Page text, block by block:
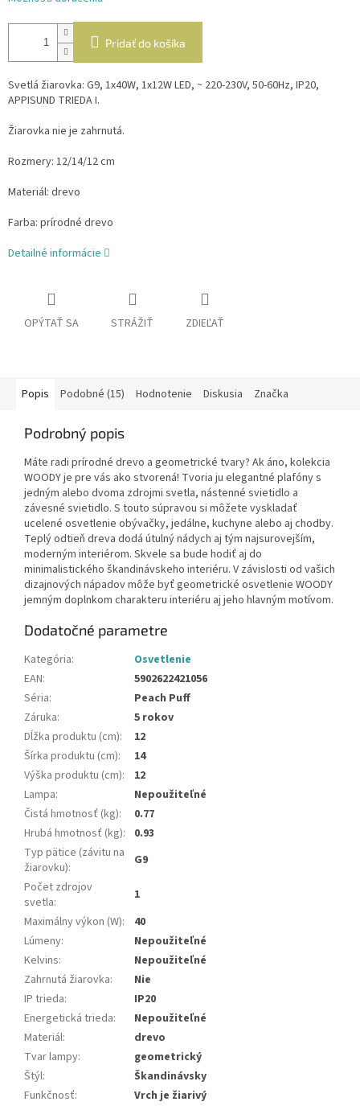
Pridať do košíka
Svetlá žiarovka: G9, 1x40W, 1x12W LED, ~ 220-230V, 50-60Hz, IP20,
APPISUND TRIEDA I.
Žiarovka nie je zahrnutá.
Rozmery: 12/14/12 cm
Materiál: drevo
Farba: prírodné drevo
Detailné informácie
OPÝTAŤ SA STRÁŽIŤ ZDIEĽAŤ
Popis Podobné (15) Hodnotenie Diskusia Značka
Podrobný popis
Máte radi prírodné drevo a geometrické tvary? Ak áno, kolekcia
WOODY je pre vás ako stvorená! Tvoria ju elegantné plafóny s
jedným alebo dvoma zdrojmi svetla, nástenné svietidlo a
závesné svietidlo. S touto súpravou si môžete vyskladať
ucelené osvetlenie obývačky, jedálne, kuchyne alebo aj chodby.
Teplý odtieň dreva dodá útulný nádych aj tým najsurovejším,
moderným interiérom. Skvele sa bude hodiť aj do
minimalistického škandinávskeho interiéru. V závislosti od vašich
dizajnových nápadov môže byť geometrické osvetlenie WOODY
jemným doplnkom charakteru interiéru aj jeho hlavným motívom.
Dodatočné parametre
Kategória:
Osvetlenie
EAN:
5902622421056
Séria:
Peach Puff
Záruka:
5 rokov
Dĺžka produktu (cm):
12
Šírka produktu (cm):
14
Výška produktu (cm):
12
Lampa:
Nepoužiteľné
Čistá hmotnosť (kg):
0.77
Hrubá hmotnosť (kg):
0.93
Typ pätice (závitu na
žiarovku):
G9
Počet zdrojov
svetla:
1
Maximálny výkon (W):
40
Lúmeny:
Nepoužiteľné
Kelvins:
Nepoužiteľné
Zahrnutá žiarovka:
Nie
IP trieda:
IP20
Energetická trieda:
Nepoužiteľné
Materiál:
drevo
Tvar lampy:
geometrický
Štýl:
Škandinávsky
Funkčnosť: Vrch je žiarivý